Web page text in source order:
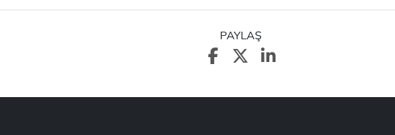
PAYLAŞ